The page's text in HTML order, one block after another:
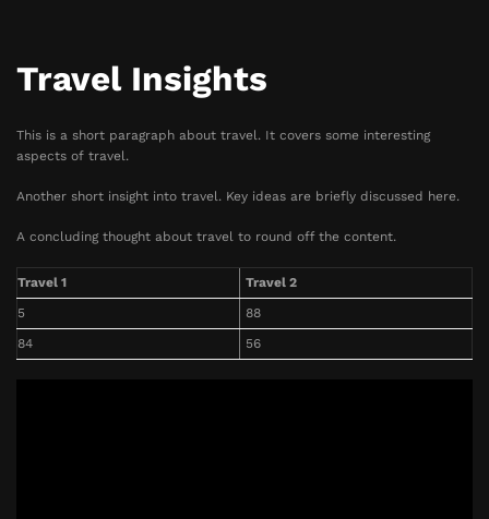
Travel Insights
This is a short paragraph about travel. It covers some interesting
aspects of travel.
Another short insight into travel. Key ideas are briefly discussed here.
A concluding thought about travel to round off the content.
Travel 1
Travel 2
5
88
84
56